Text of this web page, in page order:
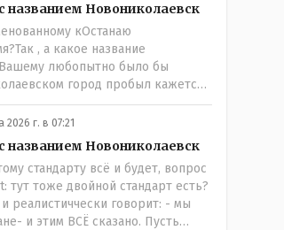
названием Новониколаевск
кОстанаю
, а какое название
любопытно было бы
город пробыл кажется
время был в русской версии
в казахской версии Костанай.
в римской версии, стал
какое название здесь
2026 г. в 07:21
названием Новониколаевск
стандарту всё и будет, вопрос
тут тоже двойной стандарт есть?
реалистиччески говорит: - мы
и этим ВСЁ сказано. Пусть